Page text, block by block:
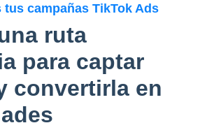
campañas TikTok Ads
ruta
para captar
convertirla en